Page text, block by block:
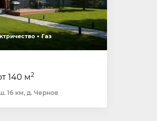
Газ
140 м2
16 км, д. Черное